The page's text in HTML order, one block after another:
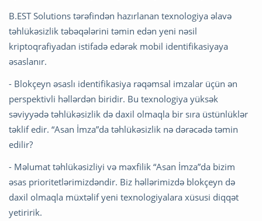
B.EST Solutions tərəfindən hazırlanan texnologiya əlavə
təhlükəsizlik təbəqələrini təmin edən yeni nəsil
kriptoqrafiyadan istifadə edərək mobil identifikasiyaya
əsaslanır.
- Blokçeyn əsaslı identifikasiya rəqəmsal imzalar üçün ən
perspektivli həllərdən biridir. Bu texnologiya yüksək
səviyyədə təhlükəsizlik də daxil olmaqla bir sıra üstünlüklər
təklif edir. “Asan İmza”da təhlükəsizlik nə dərəcədə təmin
edilir?
- Məlumat təhlükəsizliyi və məxfilik “Asan İmza”da bizim
əsas prioritetlərimizdəndir. Biz həllərimizdə blokçeyn də
daxil olmaqla müxtəlif yeni texnologiyalara xüsusi diqqət
yetiririk.